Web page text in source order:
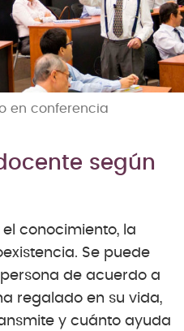
en conferencia
según
conocimiento, la
Se puede
de acuerdo a
regalado en su vida,
y cuánto ayuda